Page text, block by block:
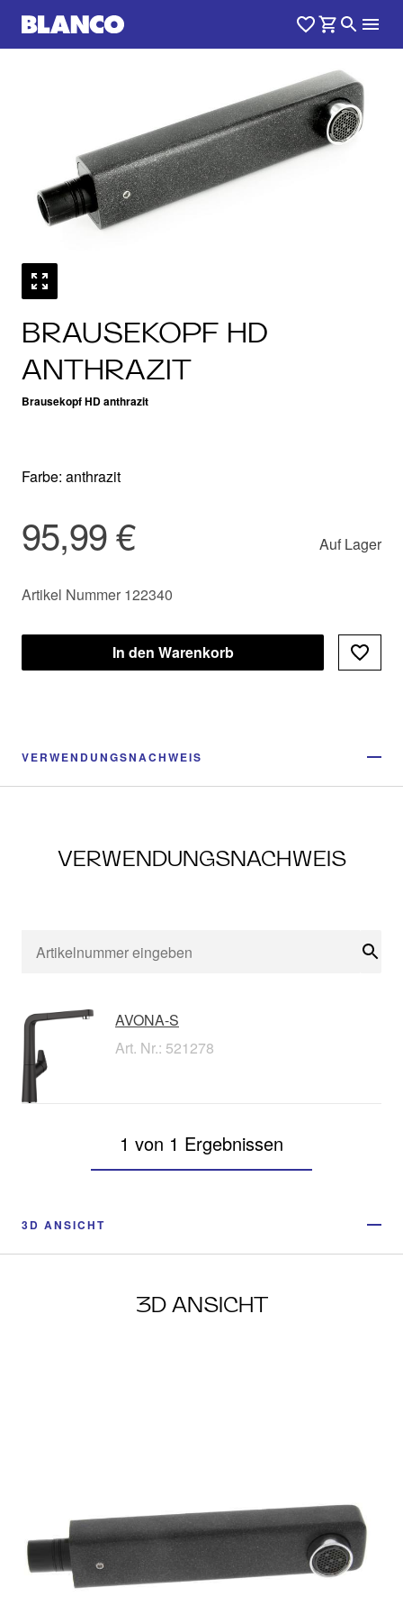
BRAUSEKOPF HD
ANTHRAZIT
Brausekopf HD anthrazit
Farbe: anthrazit
95,99 € Auf Lager
Artikel Nummer 122340
In den Warenkorb
VERWENDUNGSNACHWEIS
VERWENDUNGSNACHWEIS
AVONA-S
Art. Nr.: 521278
1 von 1 Ergebnissen
3D ANSICHT
3D ANSICHT